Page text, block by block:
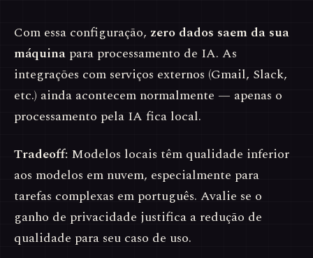
Com essa configuração, zero dados saem da sua
máquina para processamento de IA. As
integrações com serviços externos (Gmail, Slack,
etc.) ainda acontecem normalmente — apenas o
processamento pela IA fica local.
Tradeoff: Modelos locais têm qualidade inferior
aos modelos em nuvem, especialmente para
tarefas complexas em português. Avalie se o
ganho de privacidade justifica a redução de
qualidade para seu caso de uso.